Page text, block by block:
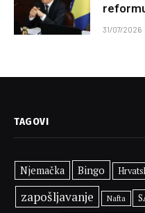
31/07/2026
TAGOVI
Njemačka Bingo
zapošljavanje Nafta